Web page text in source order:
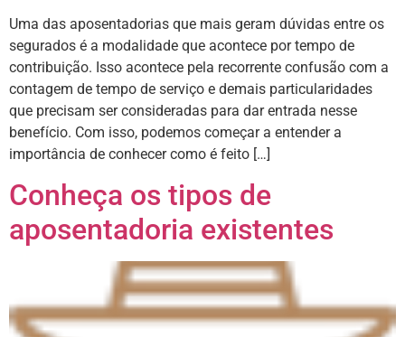
Uma das aposentadorias que mais geram dúvidas entre os
segurados é a modalidade que acontece por tempo de
contribuição. Isso acontece pela recorrente confusão com a
contagem de tempo de serviço e demais particularidades
que precisam ser consideradas para dar entrada nesse
benefício. Com isso, podemos começar a entender a
importância de conhecer como é feito […]
Conheça os tipos de
aposentadoria existentes